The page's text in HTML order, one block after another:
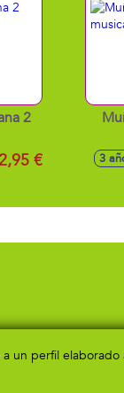
2
€ 3
un perfil